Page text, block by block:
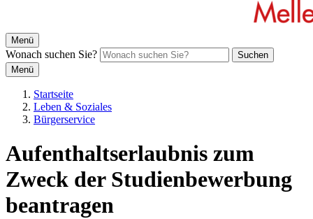
Menü
Wonach suchen Sie?
Suchen
Menü
Startseite
Leben & Soziales
Bürgerservice
Aufenthaltserlaubnis zum
Zweck der Studienbewerbung
beantragen